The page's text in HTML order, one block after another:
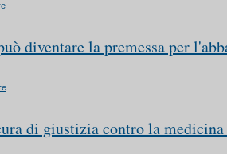
diventare la premessa per
di giustizia contro la